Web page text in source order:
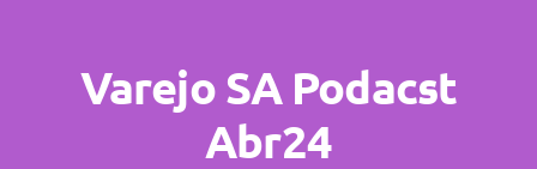
Varejo SA Podacst
Abr24